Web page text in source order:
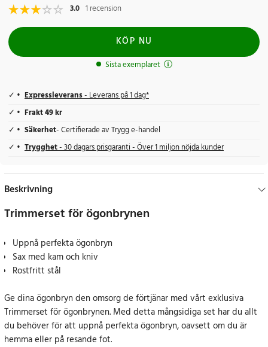
3.0 1 recension
KÖP NU
Sista exemplaret
Expressleverans- Leverans på 1 dag*
Frakt 49 kr
Säkerhet- Certifierade av Trygg e-handel
Trygghet- 30 dagars prisgaranti - Över 1 miljon nöjda kunder
Beskrivning
Trimmerset för ögonbrynen
Uppnå perfekta ögonbryn
Sax med kam och kniv
Rostfritt stål
Ge dina ögonbryn den omsorg de förtjänar med vårt exklusiva
Trimmerset för ögonbrynen. Med detta mångsidiga set har du allt
du behöver för att uppnå perfekta ögonbryn, oavsett om du är
hemma eller på resande fot.